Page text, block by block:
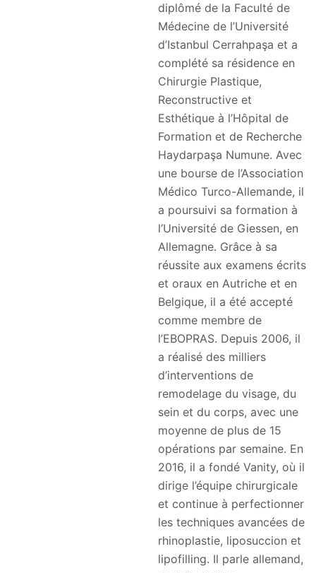
diplômé de la Faculté de
Médecine de l’Université
d’Istanbul Cerrahpaşa et a
complété sa résidence en
Chirurgie Plastique,
Reconstructive et
Esthétique à l’Hôpital de
Formation et de Recherche
Haydarpaşa Numune. Avec
une bourse de l’Association
Médico Turco-Allemande, il
a poursuivi sa formation à
l’Université de Giessen, en
Allemagne. Grâce à sa
réussite aux examens écrits
et oraux en Autriche et en
Belgique, il a été accepté
comme membre de
l’EBOPRAS. Depuis 2006, il
a réalisé des milliers
d’interventions de
remodelage du visage, du
sein et du corps, avec une
moyenne de plus de 15
opérations par semaine. En
2016, il a fondé Vanity, où il
dirige l’équipe chirurgicale
et continue à perfectionner
les techniques avancées de
rhinoplastie, liposuccion et
lipofilling. Il parle allemand,